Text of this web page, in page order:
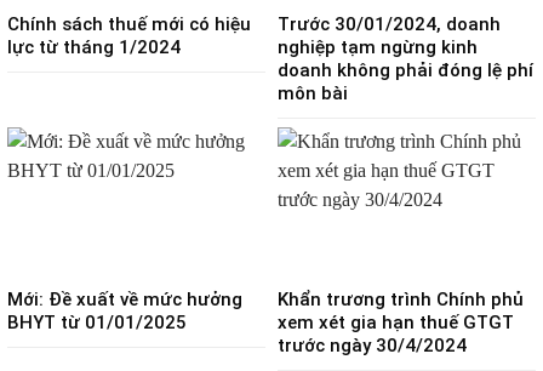
Chính sách thuế mới có hiệu
lực từ tháng 1/2024
Trước 30/01/2024, doanh
nghiệp tạm ngừng kinh
doanh không phải đóng lệ phí
môn bài
Mới: Đề xuất về mức hưởng
BHYT từ 01/01/2025
Khẩn trương trình Chính phủ
xem xét gia hạn thuế GTGT
trước ngày 30/4/2024